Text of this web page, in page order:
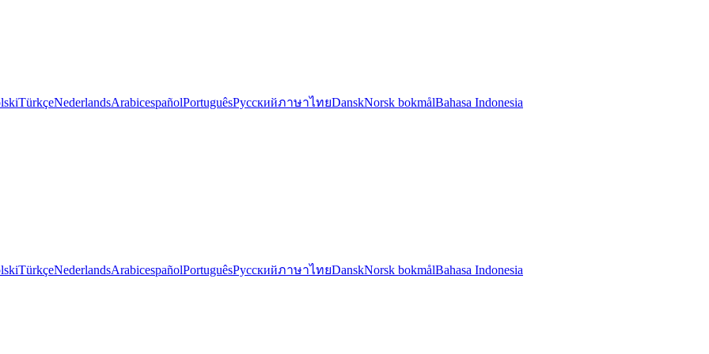
TürkçeNederlandsArabicespañolPortuguêsРусскийภาษาไทยDanskNorsk bokmålBahasa Indonesia
TürkçeNederlandsArabicespañolPortuguêsРусскийภาษาไทยDanskNorsk bokmålBahasa Indonesia